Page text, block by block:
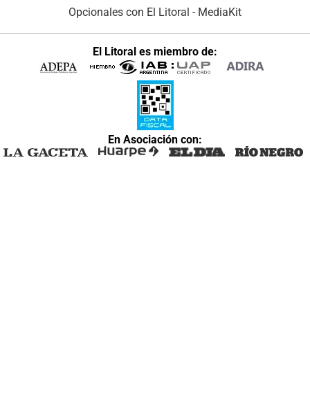
Opcionales con El Litoral - MediaKit
El Litoral es miembro de:
En Asociación con: